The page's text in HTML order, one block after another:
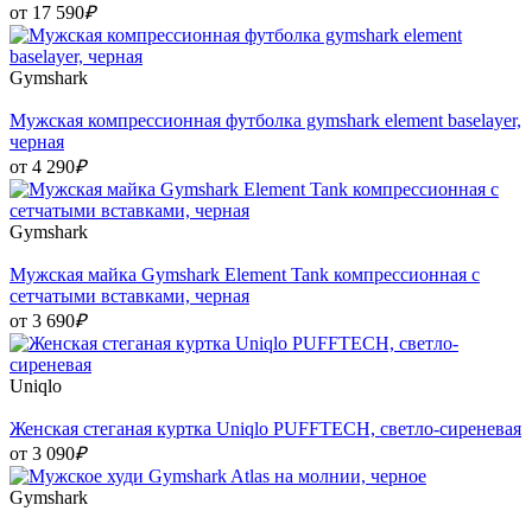
от 17 590₽
Gymshark
Мужская компрессионная футболка gymshark element baselayer,
черная
от 4 290₽
Gymshark
Мужская майка Gymshark Element Tank компрессионная с
сетчатыми вставками, черная
от 3 690₽
Uniqlo
Женская стеганая куртка Uniqlo PUFFTECH, светло-сиреневая
от 3 090₽
Gymshark